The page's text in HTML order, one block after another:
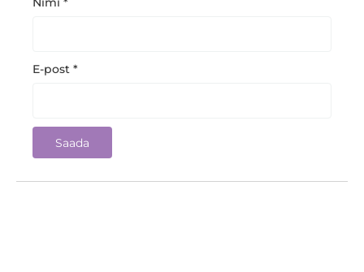
E-post *